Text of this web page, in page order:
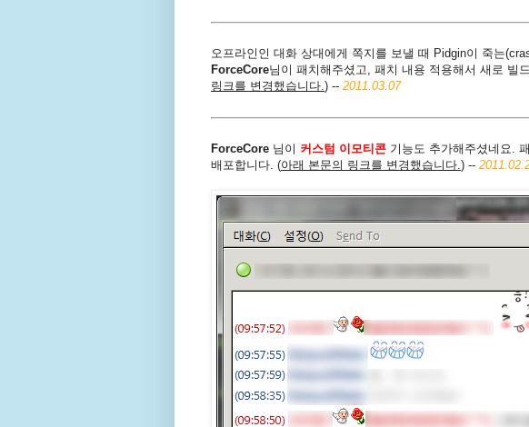
오프라인인 대화 상대에게 쪽지를 보낼 때 Pidgin이 죽는
ForceCore님이 패치해주셨고, 패치 내용 적용해서 새로 빌
링크를 변경했습니다.) -- 2011.03.07
ForceCore 님이 커스텀 이모티콘 기능도 추가해주셨네요.
배포합니다. (아래 본문의 링크를 변경했습니다.) --